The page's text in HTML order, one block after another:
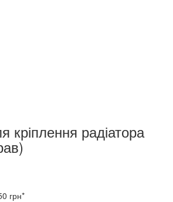
кріплення радіатора
грн*